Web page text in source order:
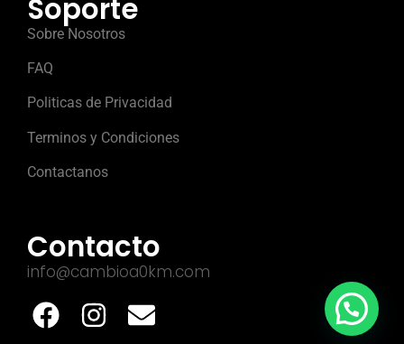
Soporte
Sobre Nosotros
FAQ
Politicas de Privacidad
Terminos y Condiciones
Contactanos
Contacto
info@cambioa0km.com